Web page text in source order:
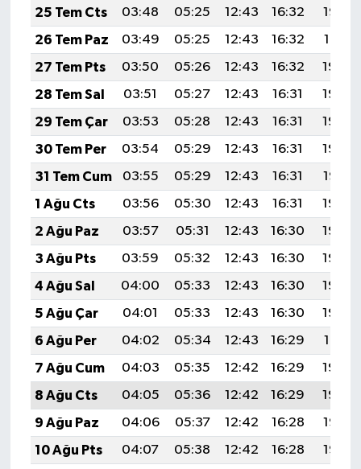
25 Tem Cts
03:48 05:25 12:43 16:32
19:52
26 Tem Paz
03:49 05:25 12:43 16:32
19:51
27 Tem Pts
03:50 05:26 12:43 16:32
19:50
28 Tem Sal
03:51 05:27 12:43 16:31
19:49
29 Tem Çar
03:53 05:28 12:43 16:31
19:48
30 Tem Per
03:54 05:29 12:43 16:31
19:48
31 Tem Cum
03:55 05:29 12:43 16:31
19:47
1 Ağu Cts
03:56 05:30 12:43 16:31
19:46
2 Ağu Paz
03:57 05:31 12:43 16:30
19:45
3 Ağu Pts
03:59 05:32 12:43 16:30
19:44
4 Ağu Sal
04:00 05:33 12:43 16:30
19:43
5 Ağu Çar
04:01 05:33 12:43 16:30
19:42
6 Ağu Per
04:02 05:34 12:43 16:29
19:41
7 Ağu Cum
04:03 05:35 12:42 16:29
19:40
8 Ağu Cts
04:05 05:36 12:42 16:29
19:39
9 Ağu Paz
04:06 05:37 12:42 16:28
19:38
10 Ağu Pts
04:07 05:38 12:42 16:28
19:37